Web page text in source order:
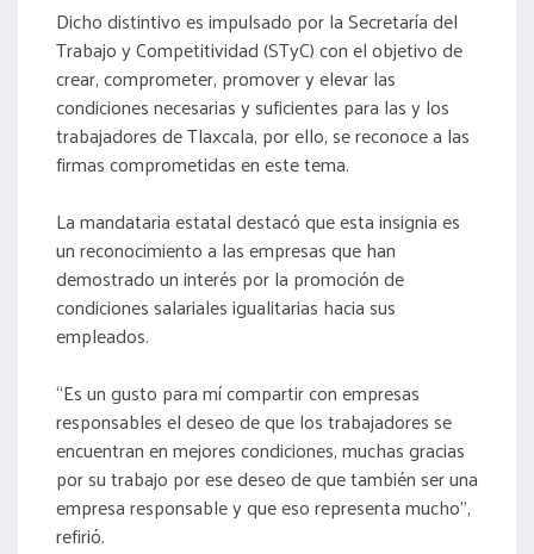
Dicho distintivo es impulsado por la Secretaría del
Trabajo y Competitividad (STyC) con el objetivo de
crear, comprometer, promover y elevar las
condiciones necesarias y suficientes para las y los
trabajadores de Tlaxcala, por ello, se reconoce a las
firmas comprometidas en este tema.
La mandataria estatal destacó que esta insignia es
un reconocimiento a las empresas que han
demostrado un interés por la promoción de
condiciones salariales igualitarias hacia sus
empleados.
“Es un gusto para mí compartir con empresas
responsables el deseo de que los trabajadores se
encuentran en mejores condiciones, muchas gracias
por su trabajo por ese deseo de que también ser una
empresa responsable y que eso representa mucho”,
refirió.